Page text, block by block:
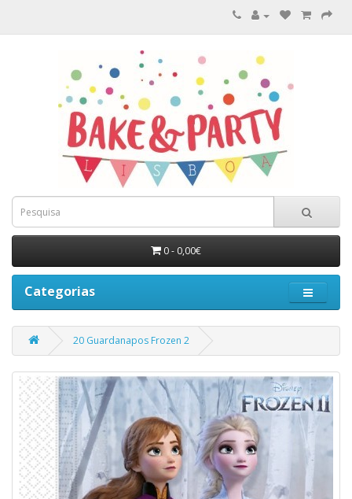
0 - 0,00€
Categorias
20 Guardanapos Frozen 2